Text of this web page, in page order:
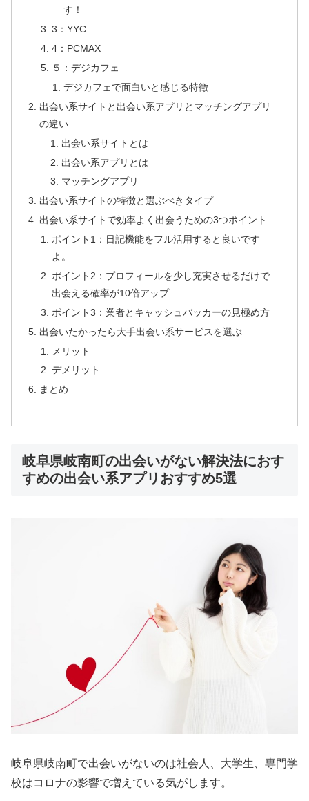
す！
3：YYC
4：PCMAX
５：デジカフェ
デジカフェで面白いと感じる特徴
出会い系サイトと出会い系アプリとマッチングアプリ
の違い
出会い系サイトとは
出会い系アプリとは
マッチングアプリ
出会い系サイトの特徴と選ぶべきタイプ
出会い系サイトで効率よく出会うための3つポイント
ポイント1：日記機能をフル活用すると良いです
よ。
ポイント2：プロフィールを少し充実させるだけで
出会える確率が10倍アップ
ポイント3：業者とキャッシュバッカーの見極め方
出会いたかったら大手出会い系サービスを選ぶ
メリット
デメリット
まとめ
岐阜県岐南町の出会いがない解決法におす
すめの出会い系アプリおすすめ5選
岐阜県岐南町で出会いがないのは社会人、大学生、専門学
校はコロナの影響で増えている気がします。